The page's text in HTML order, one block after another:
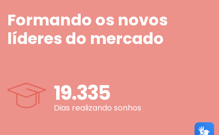
Formando os novos
líderes do mercado
19.335
Dias realizando sonhos